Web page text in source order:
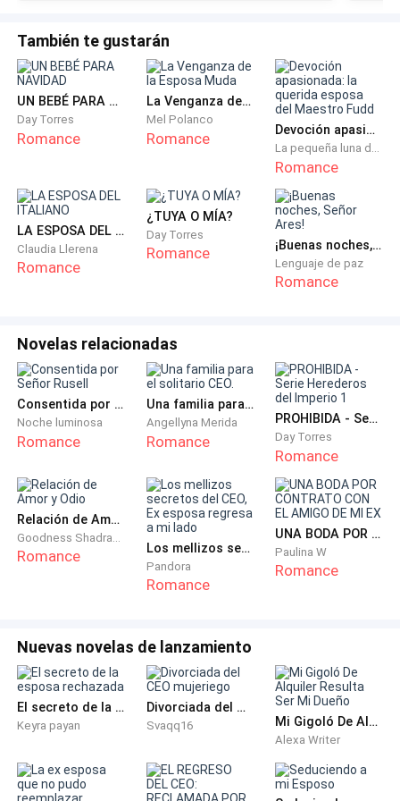
— Solo espera un poco más, el jefe vio que pronto
será abuelo. — las palabras de Alek la hicieron fruncir
las cejas, sin lograr comprender que tenía que ver una
cosa con otra.
— No comprendo que tiene que ver que la muerte
blanca sea padre. — dijo lo que pensaba, sabía que el
próximo líder del clan poseía un nombre, pero pocos lo
conocían, siempre se lo nombraba joven Neizan o la
muerte blanca, solo sus más allegados lo llamaban
prometo explicarte cada una de ellas cuando seas mi
esposa, por ahora solo debes saber que hasta que el
próximo líder no sea padre, nadie de la familia Neizan
puede procrear.
— Pero podemos casarnos… — apelo a la lógica, pero
fue interrumpida por una sonrisa coqueta del
castaño.
— ¿Es que no lo entiendes? — cuestiono a un
centímetro de sus gruesos labios. — El día que seas
castaño sello con un beso.
Pero solo fueron palabras, pues menos de una
semana había pasado, cuando la cito en aquel casino
hotel, tomo su virginidad, algo que lo hizo amarlo aún
más, no el hecho de que poseyera su cuerpo, sino
cada cosa que hizo, la habitación en penumbras, los
También te gustarán
UN BEBÉ PARA NAVIDAD
Day Torres
Romance
La Venganza de la Esposa Muda
Mel Polanco
Romance Devoción apasionada: la querida esposa del Maestro Fudd
La pequeña luna del occidente
Romance
LA ESPOSA DEL ITALIANO
Claudia Llerena
Romance
¿TUYA O MÍA?
Day Torres
Romance ¡Buenas noches, Señor Ares!
Lenguaje de paz
Romance
Novelas relacionadas
Consentida por Señor Rusell
Noche luminosa
Romance
Una familia para el solitario CEO.
Angellyna Merida
Romance
PROHIBIDA - Serie Herederos del Imperio 1
Day Torres
Romance
Relación de Amor y Odio
Romance Los mellizos secretos del CEO, Ex esposa regresa a mi lado
Pandora
Romance
UNA BODA POR CONTRATO CON EL AMIGO DE MI EX
Paulina W
Romance
Nuevas novelas de lanzamiento
El secreto de la esposa rechazada
Keyra payan
Divorciada del CEO mujeriego
Svaqq16 Mi Gigoló De Alquiler Resulta Ser Mi Dueño
Alexa Writer